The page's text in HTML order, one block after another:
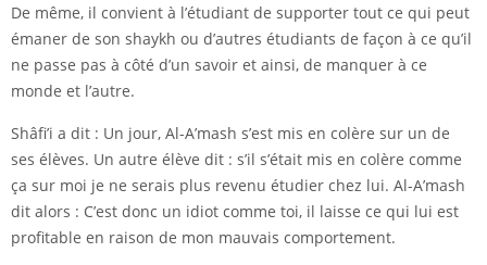
De même, il convient à l’étudiant de supporter tout ce qui peut
émaner de son shaykh ou d’autres étudiants de façon à ce qu’il
ne passe pas à côté d’un savoir et ainsi, de manquer à ce
monde et l’autre.
Shâfi’i a dit : Un jour, Al-A’mash s’est mis en colère sur un de
ses élèves. Un autre élève dit : s’il s’était mis en colère comme
ça sur moi je ne serais plus revenu étudier chez lui. Al-A’mash
dit alors : C’est donc un idiot comme toi, il laisse ce qui lui est
profitable en raison de mon mauvais comportement.